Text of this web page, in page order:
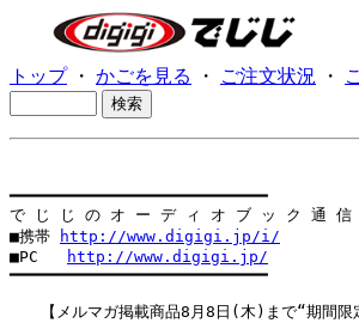
トップ・ かごを見る ・ ご注文状況 ・
━━━━━━━━━━━━━━━━━━━━━━━━━━━
で じ じ の オ ー デ ィ オ ブ ッ ク 通 信
■携帯
http://www.digigi.jp/i/
■PC
http://www.digigi.jp/
━━━━━━━━━━━━━━━━━━━━━━━━━━━
【メルマガ掲載商品8月8日(木)まで“期間限定